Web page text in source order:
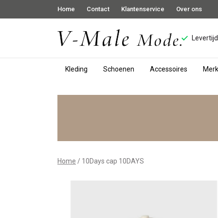
Home Contact Klantenservice Over ons
Kleding Schoenen Accessoires
10Days
10DAYS
Home 10Days cap 10DAYS